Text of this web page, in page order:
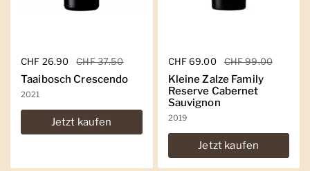
Regulärer Preis
CHF 26.90 Sale-Preis
CHF 37.50
Taaibosch Crescendo
2021
Jetzt kaufen
Regulärer Preis
CHF 69.00 Sale-Preis
CHF 99.00
Kleine Zalze Family
Reserve Cabernet
Sauvignon
2019
Jetzt kaufen